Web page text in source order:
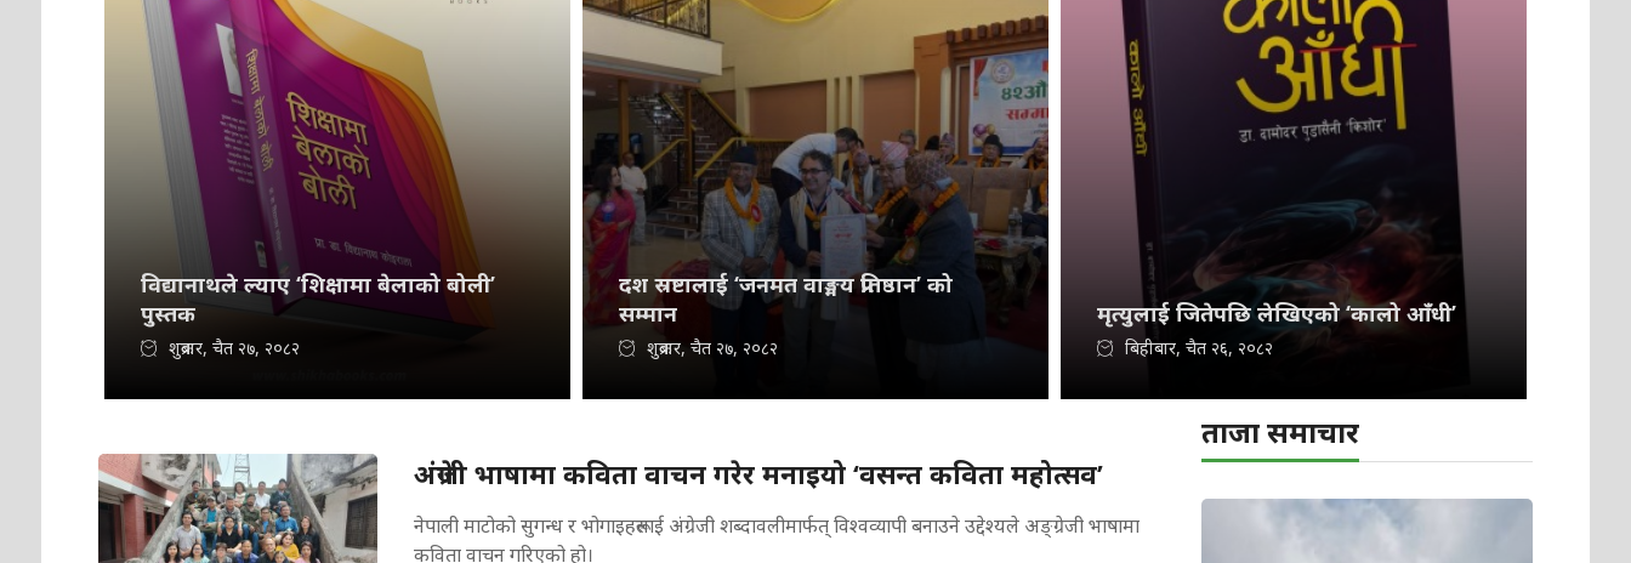
विद्यानाथले ल्याए ‘शिक्षामा बेलाको बोली’
पुस्तक
शुक्रबार, चैत २७, २०८२
दश स्रष्टालाई ‘जनमत वाङ्मय प्रतिष्ठान’ को
सम्मान
शुक्रबार, चैत २७, २०८२
मृत्युलाई जितेपछि लेखिएको ‘कालो आँधी’
बिहीबार, चैत २६, २०८२
अंग्रेजी भाषामा कविता वाचन गरेर मनाइयो ‘वसन्त कविता महोत्सव’
नेपाली माटोको सुगन्ध र भोगाइहरूलाई अंग्रेजी शब्दावलीमार्फत् विश्वव्यापी बनाउने उद्देश्यले अङ्ग्रेजी भाषामा
कविता वाचन गरिएको हो।
ताजा समाचार